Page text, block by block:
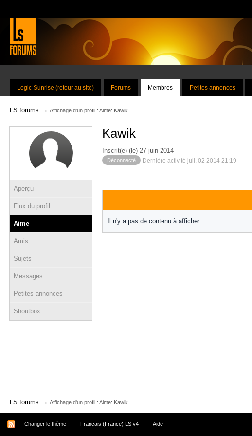
Logic-Sunrise (retour au site) Forums Membres Petites annonces
LS forums → Affichage d'un profil : Aime: Kawik
Aperçu
Flux du profil
Aime
Amis
Sujets
Messages
Petites annonces
Shoutbox
Kawik
Inscrit(e) (le) 27 juin 2014
Déconnecté Dernière activité juil. 02 2014 21:19
Il n'y a pas de contenu à afficher.
LS forums → Affichage d'un profil : Aime: Kawik
Changer le thème Français (France) LS v4 Aide